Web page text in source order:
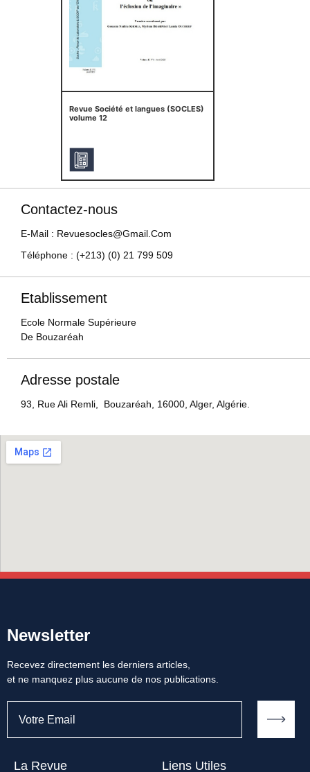
Revue Société et langues (SOCLES)
volume 12
Contactez-nous
E-Mail : Revuesocles@gmail.com
Téléphone : (+213) (0) 21 799 509
Etablissement
Ecole Normale Supérieure
De Bouzaréah
Adresse postale
93, Rue Ali Remli, Bouzaréah, 16000, Alger, Algérie.
Newsletter
Recevez directement les derniers articles,
et ne manquez plus aucune de nos publications.
La Revue Liens Utiles​